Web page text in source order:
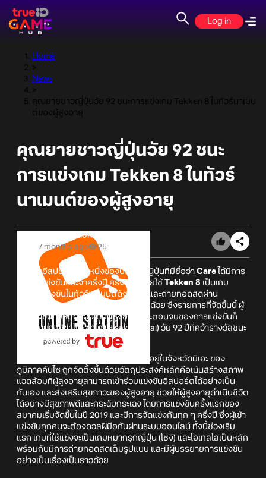
Log in
Home
>
News
>
คุณยายชาวญี่ปุ่นวัย 92 ชนะการแข่งเกม Tekken 8 ในทัวร์นาเมน
ต์ของผู้สูงอายุ
คุณยายชาวญี่ปุ่นวัย 92 ชนะ
การแข่งเกม Tekken 8 ในทัวร์
นาเมนต์ของผู้สูงอายุ
Online Station
7 months ago
25
สมาคมอีสปอร์ตแห่งหนึ่งของประเทศญี่ปุ่นที่มีชื่อว่า Care ได้มีการ
จัดการแข่งขันประจำครึ่งปี ครั้งที่ 12 โดยใช้ Tekken 8 เป็นเกม
สำหรับแข่งขันในทัวร์นาเมนต์ดังกล่าว และถ่ายทอดสดผ่าน
YouTube ทางช่องหลักของสมาคมอีกด้วย ซึ่งรายการที่จัดขึ้นนี้ ผู้
เข้าแข่งขันทั้งหมดล้วนเป็นผู้สูงอายุ และตอนจบของการแข่งขันก็
เป็นคุณยายฮิซาโกะ ซาไค (Hisako Sakai) วัย 92 ปีที่คว้ารางวัลชนะ
เลิศไปครองครับ
สำหรับสมาคม Care นี้เป็นองค์กรที่ตั้งอยู่ในจังหวัดมิเอะ ของ
ภูมิภาคคันไซ ถูกจัดตั้งขึ้นด้วยวัตถุประสงค์หลักคือเน้นสร้างสภาพ
แวดล้อมที่ผู้สูงอายุสามารถเข้าร่วมแข่งขันอีสปอร์ตได้อย่างเป็น
กันเอง และส่งเสริมสุขภาวะของผู้สูงอายุ ช่วยให้ผู้สูงอายุดำเนินชีวิต
ได้อย่างมีสุขภาพดีและกระฉับกระเฉง โดยการแข่งขันครั้งแรกของ
สมาคมเริ่มจัดขึ้นในปี 2019 และมีการจัดแข่งกันทุก ๆ ครึ่งปี ซึ่งผู้เข้า
แข่งขันทุกคนจะต้องดวลฝีมือกันผ่านระบบออนไลน์ ทั้งนี้ช่วงเริ่ม
แรก เกมที่ใช้แข่งจะเป็นเกมหมากรุกญี่ปุ่น (โชงิ) และโอเทลโลเป็นหลัก
พร้อมกับมีการถ่ายทอดสดเต็มรูปแบบ และมีผู้บรรยายการแข่งขัน
อย่างเป็นเรื่องเป็นราวด้วย